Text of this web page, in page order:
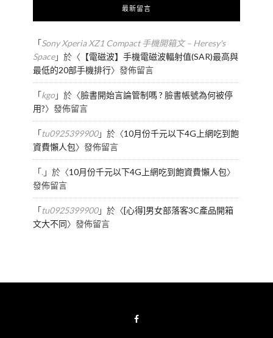
最新留言
「Sony Xperia XZ1 Compact 手機開箱文 – Heresy's
Space」於〈 【電磁波】手機電磁波輻射值(SAR)最高與
最低的20部手機排行〉發佈留言
「kgo」於〈臉書開始言論管制嗎 ? 臉書帳號為何被停
用?〉發佈留言
「tu0925399900」於〈10月份千元以下4G上網吃到飽
資費懶人包〉發佈留言
「.」於〈10月份千元以下4G上網吃到飽資費懶人包〉
發佈留言
「tu0925399900」於〈[心得]男女部落客3C產品開箱
文大不同〉發佈留言